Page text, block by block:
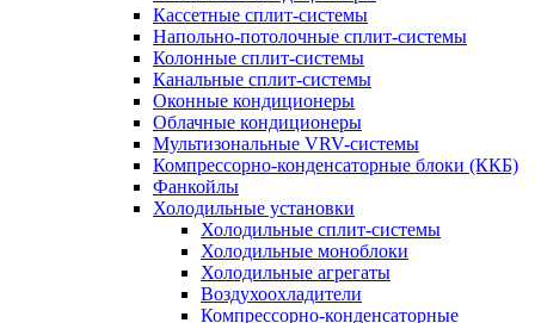
Кассетные сплит-системы
Напольно-потолочные сплит-системы
Колонные сплит-системы
Канальные сплит-системы
Оконные кондиционеры
Облачные кондиционеры
Мультизональные VRV-системы
Компрессорно-конденсаторные блоки (ККБ)
Фанкойлы
Холодильные установки
Холодильные сплит-системы
Холодильные моноблоки
Холодильные агрегаты
Воздухоохладители
Компрессорно-конденсаторные